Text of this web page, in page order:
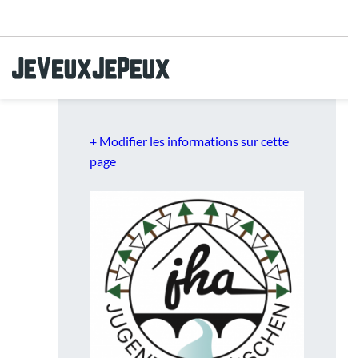
+ Modifier les informations sur cette
page